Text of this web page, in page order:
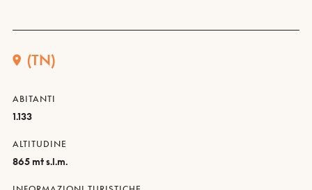
(TN)
ABITANTI
1.133
ALTITUDINE
865 mt s.l.m.